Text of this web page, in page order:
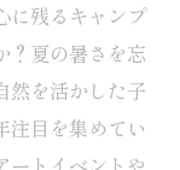
に残るキャンプ
？夏の暑さを忘
然を活かした子
注目を集めてい